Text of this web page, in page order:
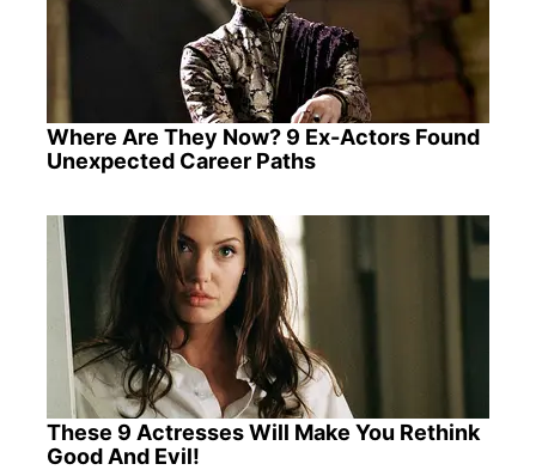
Where Are They Now? 9 Ex-Actors Found
Unexpected Career Paths
These 9 Actresses Will Make You Rethink
Good And Evil!